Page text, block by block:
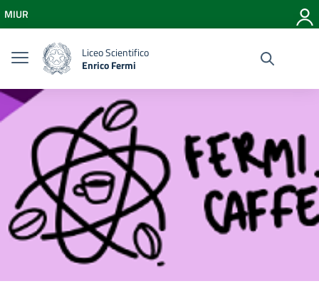
Vai al menu di navigazione
Vai al footer
MIUR
Liceo Scientifico
Enrico Fermi